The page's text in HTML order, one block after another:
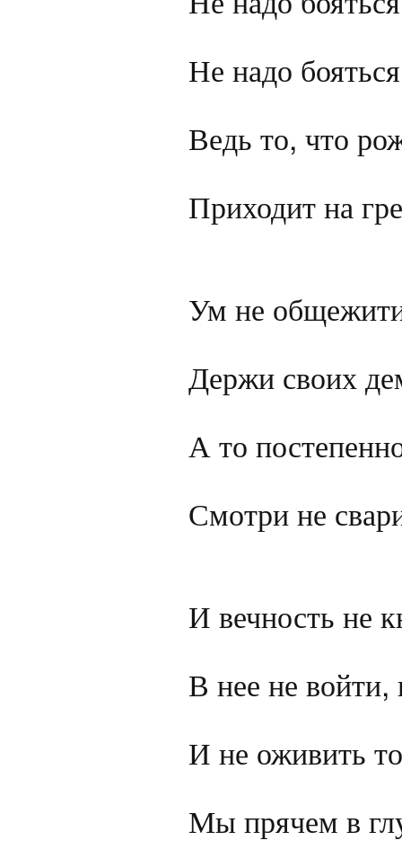
Не надо
Ведь то, что
Приходит на
Ум не
Держи своих
А то
Смотри не
И вечность не
В нее не войти,
И не оживить
Мы прячем в